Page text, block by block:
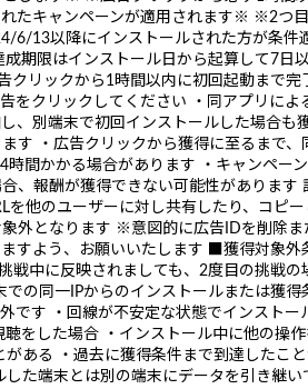
たキャンペーンが適用されます※ ※2つ
以降にインストールされた方が条件
期限はインストール日から起算して7日
リックから1時間以内に初回起動まで
をクリックしてください ・同アプリに
、別端末で初回インストールした場合も
す ・広告クリックから獲得に至るまで
間かかる場合があります ・キャンペー
、報酬が獲得できない可能性がありま
他のユーザーに対し共有したり、コピ
外となります ※意図的に広告IDを削除
すよう、お願いいたします ■獲得対象
中に反映されましても、2度目の挑戦の
の同一IPからのインストールまたは獲
です ・回線が不安定な状態でインスト
をした場合 ・インストール中に他の操
ある ・過去に獲得条件まで到達したこ
た端末とは別の端末にデータを引き継